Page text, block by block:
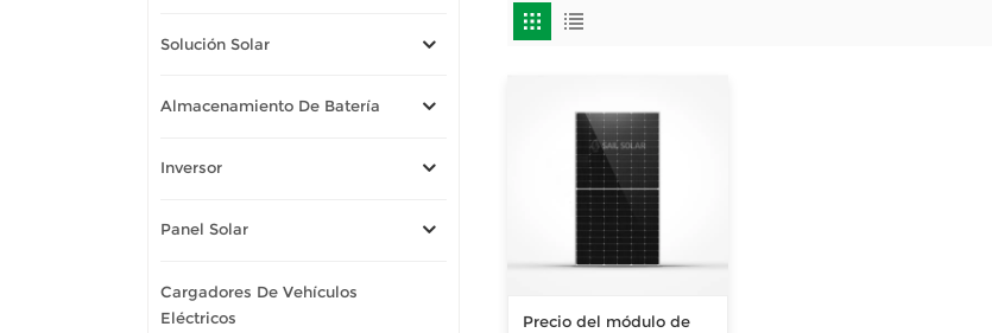
Precio del módulo de
Solución Solar
Almacenamiento De Batería
Inversor
Panel Solar
Cargadores De Vehículos
Eléctricos